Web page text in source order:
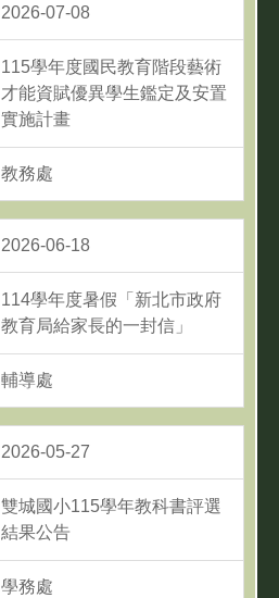
2026-07-08
115學年度國民教育階段藝術
才能資賦優異學生鑑定及安置
實施計畫
教務處
2026-06-18
114學年度暑假「新北市政府
教育局給家長的一封信」
輔導處
2026-05-27
雙城國小115學年教科書評選
結果公告
學務處